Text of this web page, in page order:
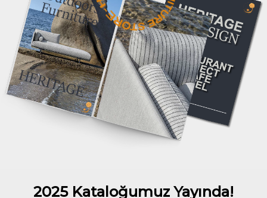
2025 Kataloğumuz Yayında!